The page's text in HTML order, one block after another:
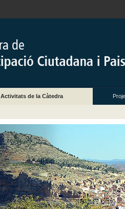
Activitats de la Càtedra